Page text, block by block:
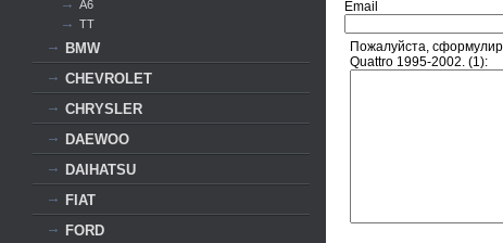
А6
ТТ
BMW
CHEVROLET
CHRYSLER
DAEWOO
DAIHATSU
FIAT
FORD
Email
Пожалуйста,
Quattro 1995-2002. (1):